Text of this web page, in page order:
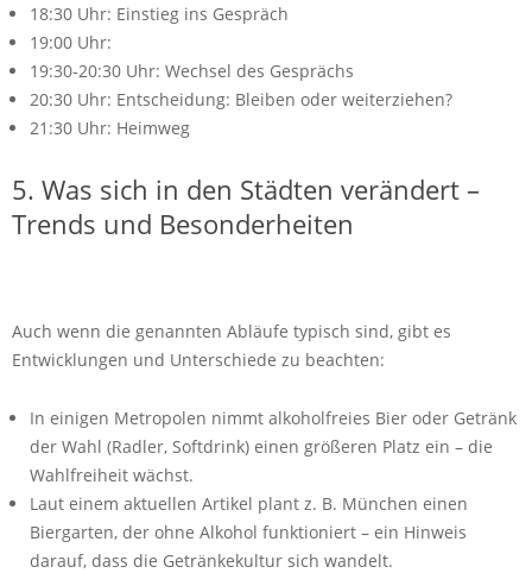
18:30 Uhr: Einstieg ins Gespräch
19:00 Uhr:
19:30-20:30 Uhr: Wechsel des Gesprächs
20:30 Uhr: Entscheidung: Bleiben oder weiterziehen?
21:30 Uhr: Heimweg
5. Was sich in den Städten verändert –
Trends und Besonderheiten
Auch wenn die genannten Abläufe typisch sind, gibt es
Entwicklungen und Unterschiede zu beachten:
In einigen Metropolen nimmt alkoholfreies Bier oder Getränk
der Wahl (Radler, Softdrink) einen größeren Platz ein – die
Wahlfreiheit wächst.
Laut einem aktuellen Artikel plant z. B. München einen
Biergarten, der ohne Alkohol funktioniert – ein Hinweis
darauf, dass die Getränkekultur sich wandelt.